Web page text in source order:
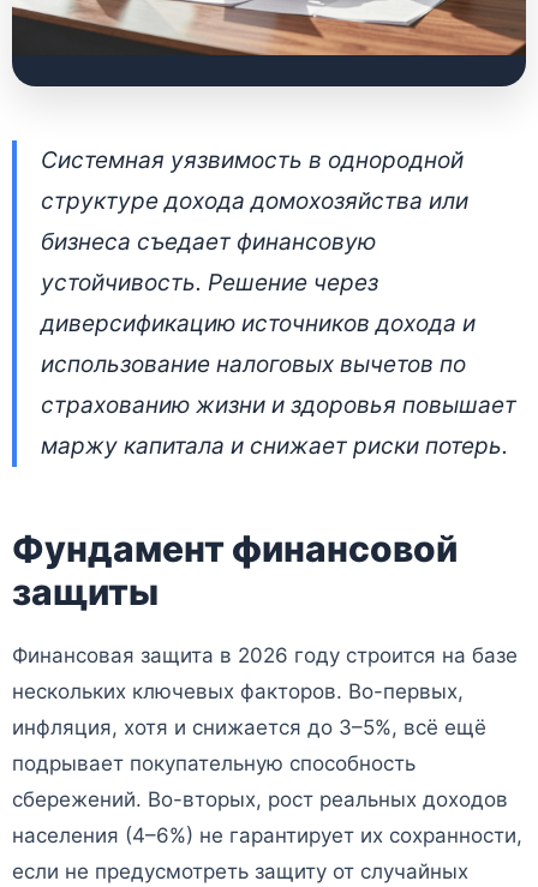
Как работает
накопительное
страхование жизни в
Беларуси: решение
финансовых рисков
на 2026 год
2 июля 2026 • 👁 3 793 прочтений
Системная уязвимость в однородной
структуре дохода домохозяйства или
бизнеса съедает финансовую
устойчивость. Решение через
диверсификацию источников дохода и
использование налоговых вычетов по
страхованию жизни и здоровья повышает
маржу капитала и снижает риски потерь.
Фундамент финансовой
защиты
Финансовая защита в 2026 году строится на базе
нескольких ключевых факторов. Во-первых,
инфляция, хотя и снижается до 3–5%, всё ещё
подрывает покупательную способность
сбережений. Во-вторых, рост реальных доходов
населения (4–6%) не гарантирует их сохранности,
если не предусмотреть защиту от случайных